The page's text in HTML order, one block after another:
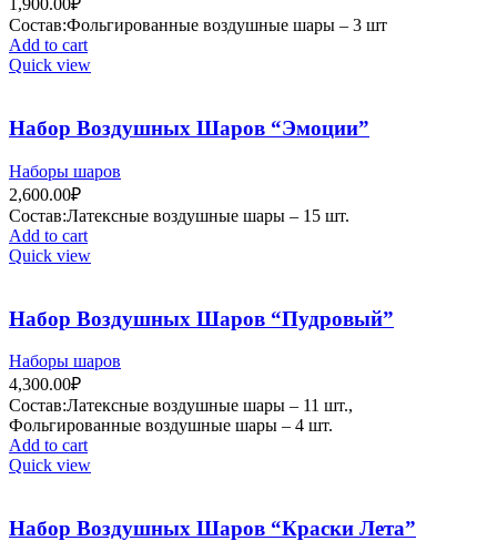
1,900.00₽
Состав:Фольгированные воздушные шары – 3 шт
Add to cart
Quick view
Набор Воздушных Шаров “Эмоции”
Наборы шаров
2,600.00₽
Состав:Латексные воздушные шары – 15 шт.
Add to cart
Quick view
Набор Воздушных Шаров “Пудровый”
Наборы шаров
4,300.00₽
Состав:Латексные воздушные шары – 11 шт.,
Фольгированные воздушные шары – 4 шт.
Add to cart
Quick view
Набор Воздушных Шаров “Краски Лета”